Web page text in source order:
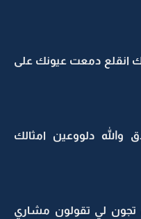
انقلع دمعت عيونك على
دلووعين امثالك
تجون لي تقولون مشاري